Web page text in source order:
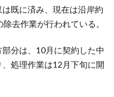
既に済み、現在は沿岸約
去作業が行われている。
分は、10月に契約した中
処理作業は12月下旬に開